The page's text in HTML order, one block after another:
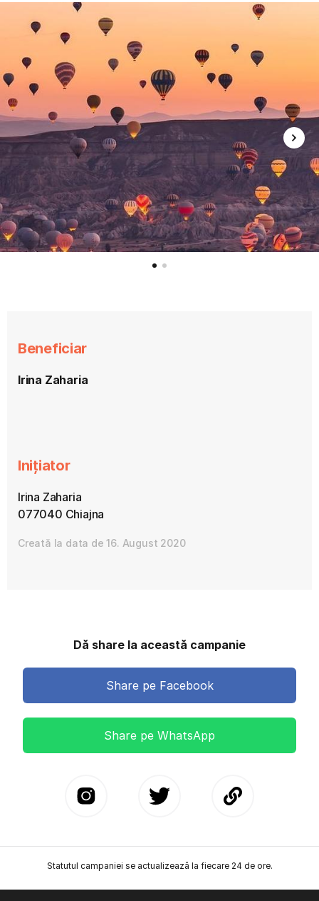
Beneficiar
Irina Zaharia
Inițiator
Irina Zaharia
077040 Chiajna
Creată la data de 16. August 2020
Dă share la această campanie
Share pe Facebook
Share pe WhatsApp
Statutul campaniei se actualizează la fiecare 24 de ore.